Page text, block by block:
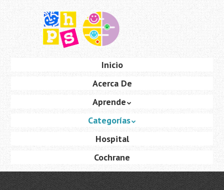
principal
Inicio
Acerca De
Aprende
Categorías
Hospital
Cochrane